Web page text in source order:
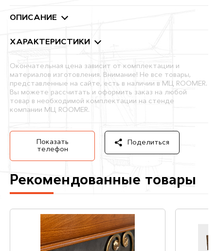
ОПИСАНИЕ
ХАРАКТЕРИСТИКИ
Окончательная цена зависит от комплектации и
материалов изготовления. Внимание! Не все товары,
представленные на сайте, есть в наличии в МЦ ROOMER.
Вы можете рассчитать и оформить заказ на любой
товар в необходимой комплектации на стенде
компании МЦ ROOMER.
Показать
телефон
Поделиться
Рекомендованные товары